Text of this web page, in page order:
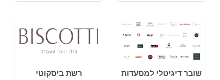
שובר דיגיטלי למסעדות רשת ביסקוטי